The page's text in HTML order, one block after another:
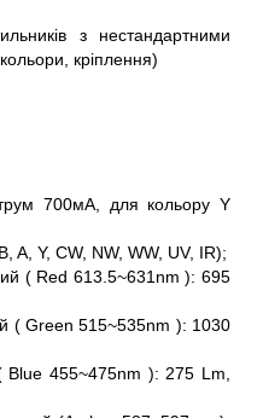
з нестандартними
кріплення)
700мА, для кольору Y
A, Y, CW, NW, WW, UV, IR);
( Red 613.5~631nm ): 695
( Green 515~535nm ): 1030
( Blue 455~475nm ): 275 Lm,